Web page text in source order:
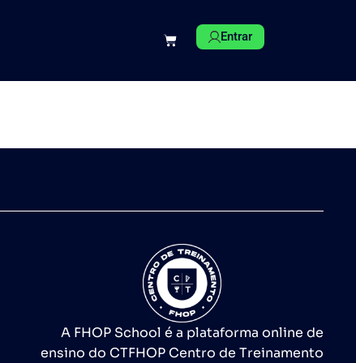
Entrar
A FHOP School é a plataforma online de
ensino do CTFHOP Centro de Treinamento